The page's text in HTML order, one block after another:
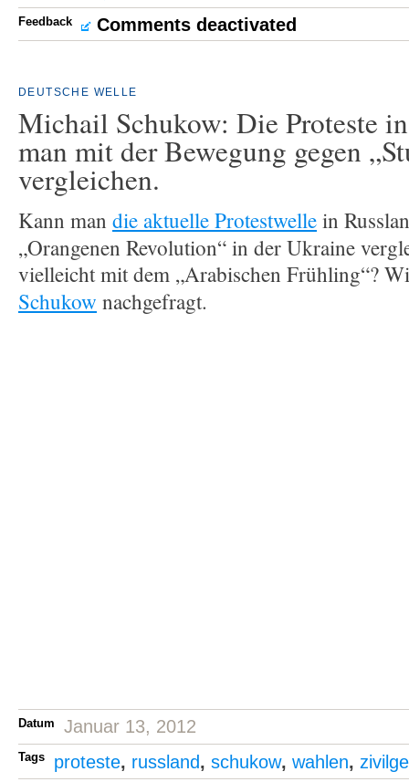
Feedback
Comments deactivated
DEUTSCHE WELLE
Michail Schukow: Die Proteste
man mit der Bewegung gegen
vergleichen.
Kann man die aktuelle Protestwellein
„Orangenen Revolution“ in der Ukraine
vielleicht mit dem „Arabischen Frühling“?
Schukow nachgefragt.
Datum Januar 13, 2012
Tags proteste, russland, schukow, wahlen,